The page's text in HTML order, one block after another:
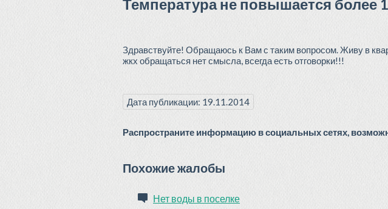
Температура не повышается более
Здравствуйте! Обращаюсь к Вам с таким вопросом. Живу в
жкх обращаться нет смысла, всегда есть отговорки!!!
Дата публикации: 19.11.2014
Распространите информацию в социальных сетях,
Похожие жалобы
Нет воды в поселке